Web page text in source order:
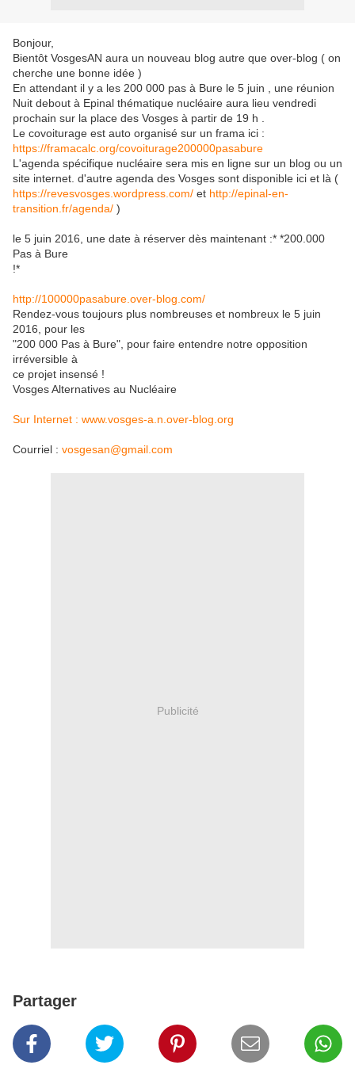
Bonjour,
Bientôt VosgesAN aura un nouveau blog autre que over-blog ( on
cherche une bonne idée )
En attendant il y a les 200 000 pas à Bure le 5 juin , une réunion
Nuit debout à Epinal thématique nucléaire aura lieu vendredi
prochain sur la place des Vosges à partir de 19 h .
Le covoiturage est auto organisé sur un frama ici :
https://framacalc.org/covoiturage200000pasabure
L'agenda spécifique nucléaire sera mis en ligne sur un blog ou un
site internet. d'autre agenda des Vosges sont disponible ici et là (
https://revesvosges.wordpress.com/ et http://epinal-en-
transition.fr/agenda/ )
le 5 juin 2016, une date à réserver dès maintenant :* *200.000
Pas à Bure
!*
http://100000pasabure.over-blog.com/
Rendez-vous toujours plus nombreuses et nombreux le 5 juin
2016, pour les
"200 000 Pas à Bure", pour faire entendre notre opposition
irréversible à
ce projet insensé !
Vosges Alternatives au Nucléaire
Sur Internet : www.vosges-a.n.over-blog.org
Courriel : vosgesan@gmail.com
Publicité
Partager